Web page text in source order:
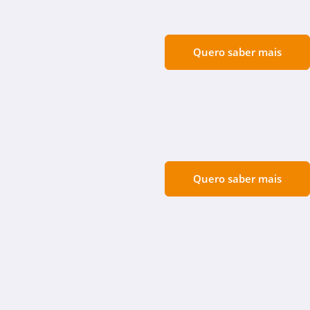
Quero saber mais
Quero saber mais